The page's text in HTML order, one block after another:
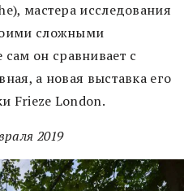
мастера исследования
сложными
он сравнивает с
а новая выставка его
Frieze London.
2019